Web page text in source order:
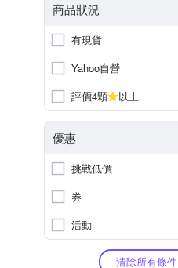
商品狀況
有現貨
Yahoo自營
評價4顆
以上
優惠
挑戰低價
券
活動
清除所有條件